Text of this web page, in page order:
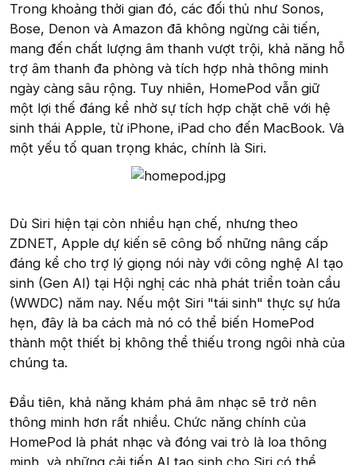
Trong khoảng thời gian đó, các đối thủ như Sonos,
Bose, Denon và Amazon đã không ngừng cải tiến,
mang đến chất lượng âm thanh vượt trội, khả năng hỗ
trợ âm thanh đa phòng và tích hợp nhà thông minh
ngày càng sâu rộng. Tuy nhiên, HomePod vẫn giữ
một lợi thế đáng kể nhờ sự tích hợp chặt chẽ với hệ
sinh thái Apple, từ iPhone, iPad cho đến MacBook. Và
một yếu tố quan trọng khác, chính là Siri.
Dù Siri hiện tại còn nhiều hạn chế, nhưng theo
ZDNET, Apple dự kiến sẽ công bố những nâng cấp
đáng kể cho trợ lý giọng nói này với công nghệ AI tạo
sinh (Gen AI) tại Hội nghị các nhà phát triển toàn cầu
(WWDC) năm nay. Nếu một Siri "tái sinh" thực sự hứa
hẹn, đây là ba cách mà nó có thể biến HomePod
thành một thiết bị không thể thiếu trong ngôi nhà của
chúng ta.
Đầu tiên, khả năng khám phá âm nhạc sẽ trở nên
thông minh hơn rất nhiều. Chức năng chính của
HomePod là phát nhạc và đóng vai trò là loa thông
minh, và những cải tiến AI tạo sinh cho Siri có thể